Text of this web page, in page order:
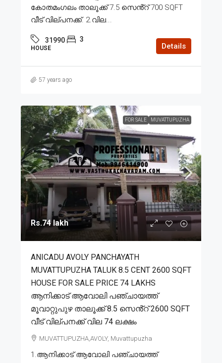
കോതമംഗലം താലൂക്ക് 7.5 സെൻ്റ് 700 SQFT
വീട് വില്പനക്ക്. 2.വില...
31990 3
HOUSE Details
57 years ago
FOR SALE MUVATTUPUZHA
Rs.74 lakh
ANICADU AVOLY PANCHAYATH
MUVATTUPUZHA TALUK 8.5 CENT 2600 SQFT
HOUSE FOR SALE PRICE 74 LAKHS
ആനിക്കാട് ആവോലി പഞ്ചായത്ത്
മൂവാറ്റുപുഴ താലൂക്ക് 8.5 സെൻ്റ് 2600 SQFT
വീട് വില്പനക്ക് വില 74 ലക്ഷം
MUVATTUPUZHA,AVOLY, Muvattupuzha
1.ആനിക്കാട് ആവോലി പഞ്ചായത്ത്